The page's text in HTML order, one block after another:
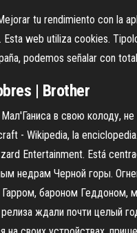
tu rendimiento con la
Esta web utiliza cookies.
podemos señalar con
| Brother
в свою колоду,
- Wikipedia, la
Entertainment. Está
недрам Черной горы.
Гарром, бароном Геддоном,
ждали почти целый